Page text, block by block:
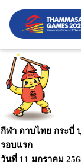
กีฬา ดาบไทย กระบี่
รอบแรก
วันที่ 11 มกราคม